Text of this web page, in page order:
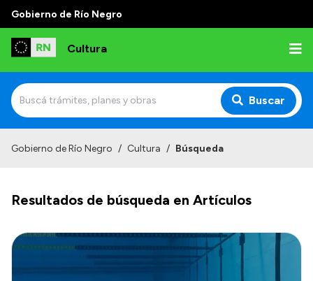
Gobierno de Río Negro
Cultura
Buscar
Funciones
Autoridades
Delegaciones
Normativa
Gobierno de Río Negro / Cultura / Búsqueda
Resultados de búsqueda en Artículos